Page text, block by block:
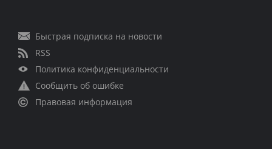
Быстрая подписка на новости
RSS
Политика конфиденциальности
Сообщить об ошибке
Правовая информация